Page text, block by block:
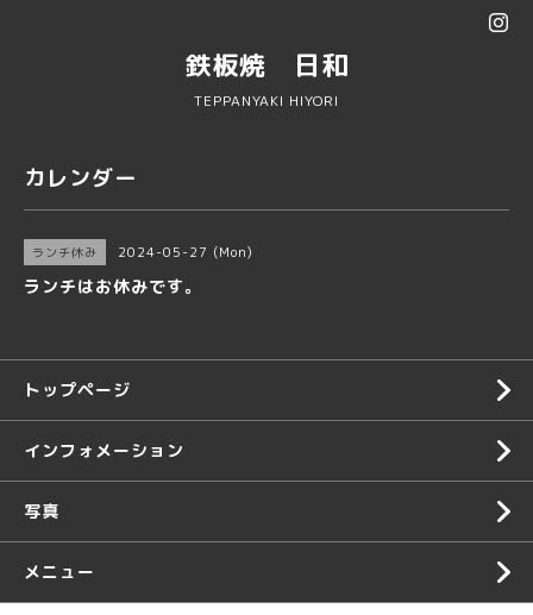
鉄板焼 日和
TEPPANYAKI HIYORI
カレンダー
ランチ休み 2024-05-27 (Mon)
ランチはお休みです。
トップページ
インフォメーション
写真
メニュー